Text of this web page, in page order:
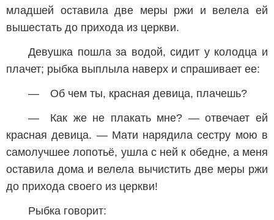
младшей оставила две меры ржи и велела ей
вышестать до прихода из церкви.
Девушка пошла за водой, сидит у колодца и
плачет; рыбка выплыла наверх и спрашивает ее:
— Об чем ты, красная девица, плачешь?
— Как же не плакать мне? — отвечает ей
красная девица. — Мати нарядила сестру мою в
самолучшее лопотьё, ушла с ней к обедне, а меня
оставила дома и велела вычистить две меры ржи
до прихода своего из церкви!
Рыбка говорит: